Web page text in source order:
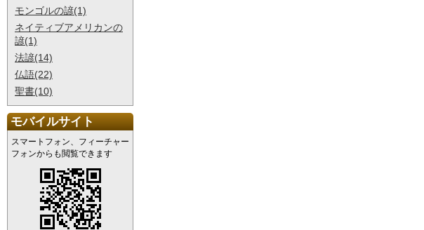
モンゴルの諺(1)
ネイティブアメリカンの
諺(1)
法諺(14)
仏語(22)
聖書(10)
モバイルサイト
スマートフォン、フィーチャー
フォンからも閲覧できます